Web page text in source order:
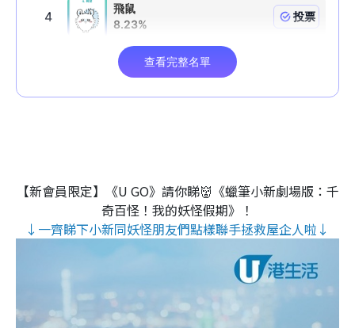
【新會員限定】《U GO》請你睇👹《蠟筆小新劇場版：千
奇百怪！我的妖怪假期》！
↓一齊睇下小新同妖怪朋友們點樣聯手拯救屋企人啦↓